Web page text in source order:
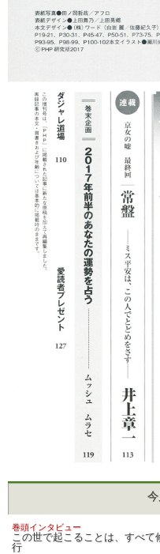
巻頭インタビュー
この世で起こることは、すべて
行